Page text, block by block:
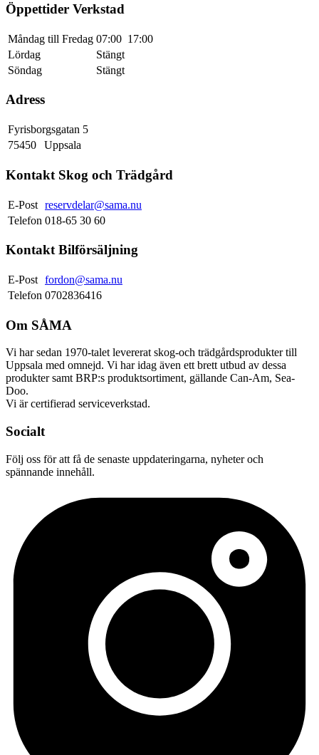
Öppettider Verkstad
Måndag till Fredag 07:00 17:00
Lördag
Stängt
Söndag
Stängt
Adress
Fyrisborgsgatan 5
75450
Uppsala
Kontakt Skog och Trädgård
E-Post reservdelar@sama.nu
Telefon 018-65 30 60
Kontakt Bilförsäljning
E-Post fordon@sama.nu
Telefon 0702836416
Om SÅMA
Vi har sedan 1970-talet levererat skog-och trädgårdsprodukter till
Uppsala med omnejd. Vi har idag även ett brett utbud av dessa
produkter samt BRP:s produktsortiment, gällande Can-Am, Sea-
Doo.
Vi är certifierad serviceverkstad.
Socialt
Följ oss för att få de senaste uppdateringarna, nyheter och
spännande innehåll.